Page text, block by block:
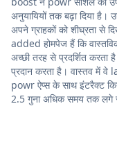
अनुयायियों तक बढ़ा दिया
अपने ग्राहकों को शीघ्रता से
added होमपेज हैं कि
अच्छी तरह से प्रदर्शित
प्रदान करता है। वास्तव में वे
powr ऐप्स के साथ इंटरैक्ट
2.5 गुना अधिक समय तक लगे